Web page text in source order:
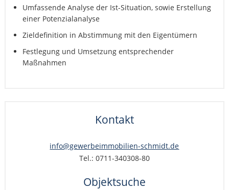
Umfassende Analyse der Ist-Situation, sowie Erstellung
einer Potenzialanalyse
Zieldefinition in Abstimmung mit den Eigentümern
Festlegung und Umsetzung entsprechender
Maßnahmen
Kontakt
info@gewerbeimmobilien-schmidt.de
Tel.: 0711-340308-80
Objektsuche